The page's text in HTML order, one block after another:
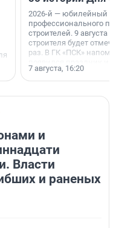
2026-й — юбилейный
профессионального
строителей. 9 августа
строителя будет
раз. В ГК «ПСК»
поменялась роль
7 августа, 16:20
и
Власти
и раненых